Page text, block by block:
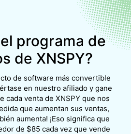
programa de
de XNSPY?
de software más convertible
en nuestro afiliado y gane
cada venta de XNSPY que nos
que aumentan sus ventas,
aumenta! ¡Eso significa que
de $85 cada vez que vende